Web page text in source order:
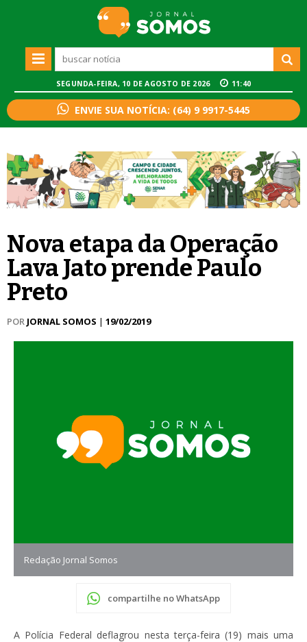
SEGUNDA-FEIRA, 10 DE AGOSTO DE 2026 11:40
ENVIE SUA NOTÍCIA: (64) 9 9917-5445
Nova etapa da Operação
Lava Jato prende Paulo
Preto
POR JORNAL SOMOS | 19/02/2019
Redação Jornal Somos
compartilhe no WhatsApp
A Polícia Federal deflagrou nesta terça-feira (19) mais uma